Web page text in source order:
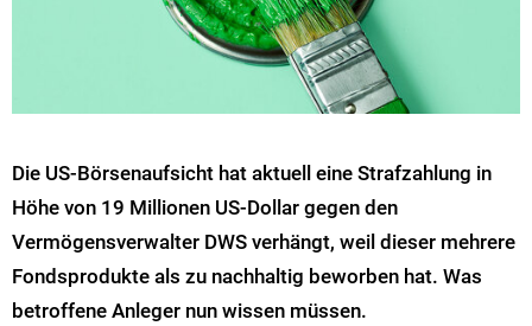
Die US-Börsenaufsicht hat aktuell eine Strafzahlung in
Höhe von 19 Millionen US-Dollar gegen den
Vermögensverwalter DWS verhängt, weil dieser mehrere
Fondsprodukte als zu nachhaltig beworben hat. Was
betroffene Anleger nun wissen müssen.